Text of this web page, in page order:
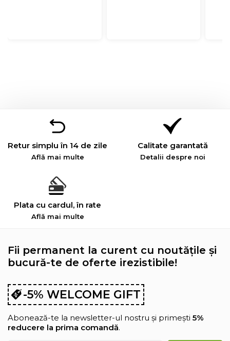
Retur simplu în 14 de zile
Află mai multe
Calitate garantată
Detalii despre noi
Plata cu cardul, în rate
Află mai multe
Fii permanent la curent cu noutățile și
bucură-te de oferte irezistibile!
-5% WELCOME GIFT
Abonează-te la newsletter-ul nostru și primești 5%
reducere la prima comandă.